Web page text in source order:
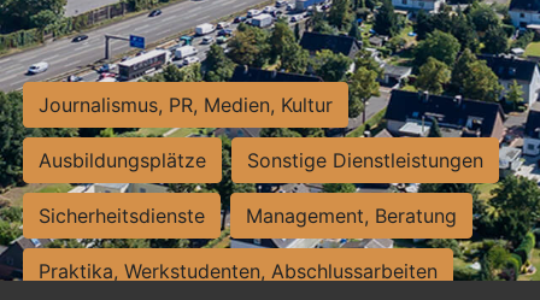
Journalismus, PR, Medien, Kultur
Ausbildungsplätze Sonstige Dienstleistungen
Sicherheitsdienste Management, Beratung
Praktika, Werkstudenten, Abschlussarbeiten